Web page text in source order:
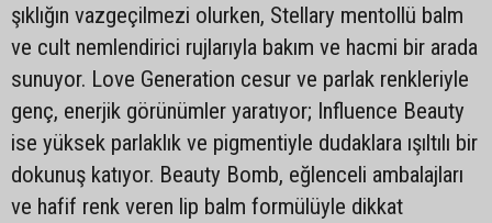
şıklığın vazgeçilmezi olurken, Stellary mentollü balm
ve cult nemlendirici rujlarıyla bakım ve hacmi bir arada
sunuyor. Love Generation cesur ve parlak renkleriyle
genç, enerjik görünümler yaratıyor; Influence Beauty
ise yüksek parlaklık ve pigmentiyle dudaklara ışıltılı bir
dokunuş katıyor. Beauty Bomb, eğlenceli ambalajları
ve hafif renk veren lip balm formülüyle dikkat